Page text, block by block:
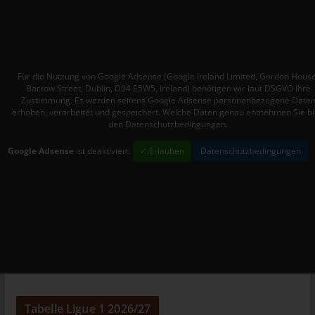
Für die Nutzung von Google Adsense (Google Ireland Limited, Gordon
Barrow Street, Dublin, D04 E5W5, Ireland) benötigen wir laut DSGVO Ihre
Zustimmung. Es werden seitens Google Adsense personenbezogene Daten
erhoben, verarbeitet und gespeichert. Welche Daten genau entnehmen Sie
den Datenschutzbedingungen.
Google Adsense ist deaktiviert. ✓ Erlauben Datenschutzbedingungen
Tabelle Ligue 1 2026/27
Einwilligung ist jede von der betroffenen Person freiwillig für den
bestimmten Fall in informierter Weise und unmissverständlich
abgegebene Willensbekundung in Form einer Erklärung oder
die betroffene Person zu verstehen gibt, dass sie mit der
sonstiger in den Mitgliedstaaten der Europäischen Union
datenschutzrechtlichem Charakter ist: